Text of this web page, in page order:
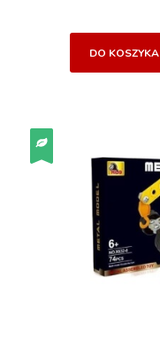
DO KOSZYKA